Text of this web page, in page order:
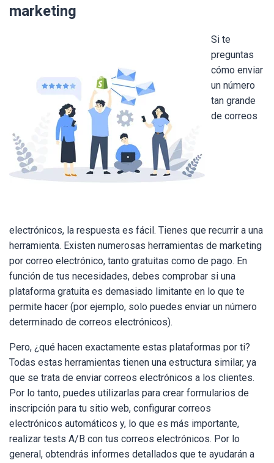
marketing
Si te
preguntas
cómo enviar
un número
tan grande
de correos
electrónicos, la respuesta es fácil. Tienes que recurrir a una
herramienta. Existen numerosas herramientas de marketing
por correo electrónico, tanto gratuitas como de pago. En
función de tus necesidades, debes comprobar si una
plataforma gratuita es demasiado limitante en lo que te
permite hacer (por ejemplo, solo puedes enviar un número
determinado de correos electrónicos).
Pero, ¿qué hacen exactamente estas plataformas por ti?
Todas estas herramientas tienen una estructura similar, ya
que se trata de enviar correos electrónicos a los clientes.
Por lo tanto, puedes utilizarlas para crear formularios de
inscripción para tu sitio web, configurar correos
electrónicos automáticos y, lo que es más importante,
realizar tests A/B con tus correos electrónicos. Por lo
general, obtendrás informes detallados que te ayudarán a